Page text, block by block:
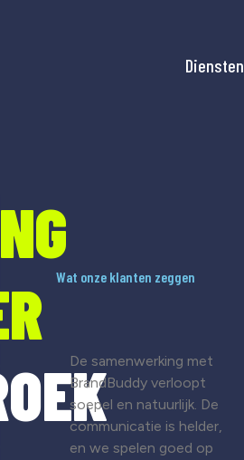
Diensten
strategie
design
Wat onze klanten zeggen
De samenwerking met
BrandBuddy verloopt
soepel en natuurlijk. De
communicatie is helder,
en we spelen goed op